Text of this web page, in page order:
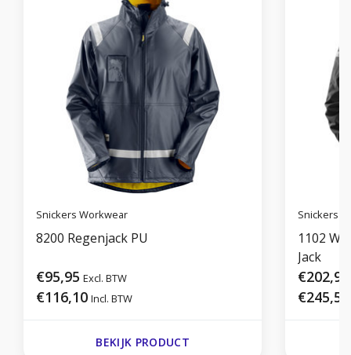
Snickers Workwear
8200 Regenjack PU
€95,95 Excl. BTW
€116,10 Incl. BTW
BEKIJK PRODUCT
Snickers
1102
Jack
€202,95
€245,57